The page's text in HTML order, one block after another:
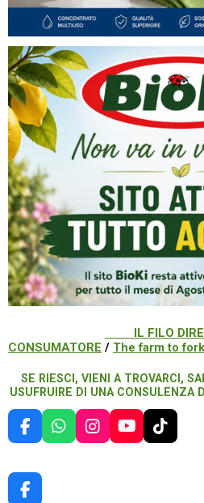
IL FILO
CONSUMATORE / The farm to
SE RIESCI, VIENI A TROVARCI,
USUFRUIRE DI UNA CONSULENZA
F
A
E
B
W
H
I
N
Y
O
T
I
F